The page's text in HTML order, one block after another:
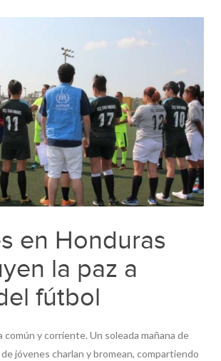
en Honduras
la paz a
fútbol
común y corriente. Un soleada mañana de
jóvenes charlan y bromean, compartiendo